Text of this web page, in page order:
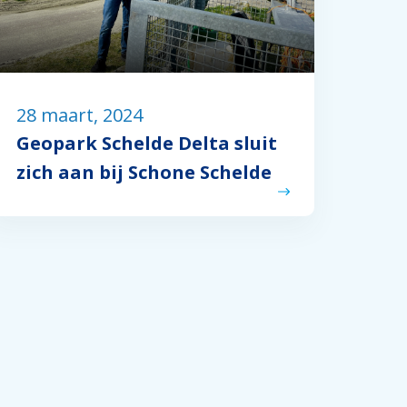
28 maart, 2024
Geopark Schelde Delta sluit
zich aan bij Schone Schelde